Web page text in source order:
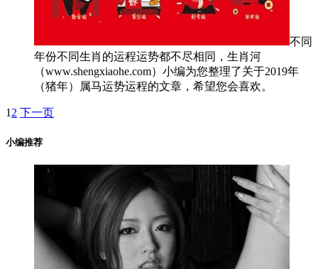
不同
年份不同生肖的运程运势都不尽相同，生肖河
（www.shengxiaohe.com）小编为您整理了关于2019年
（猪年）属马运势运程的文章，希望您会喜欢。
1 2 下一页
小编推荐